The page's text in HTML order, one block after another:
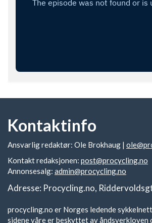
Kontaktinfo
Ansvarlig redaktør: Ole Brokhaug |
Kontakt redaksjonen: post@procycling.no
Annonsesalg: admin@procycling.no
Adresse: Procycling.no,
procycling.no er Norges ledende
sidene våre er beskyttet av åndsverkloven